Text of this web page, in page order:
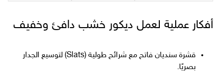
أفكار عملية لعمل ديكور خشب دافئ وخفيف
قشرة سنديان فاتح مع شرائح طولية (Slats) لتوسيع الجدار
بصريًا.